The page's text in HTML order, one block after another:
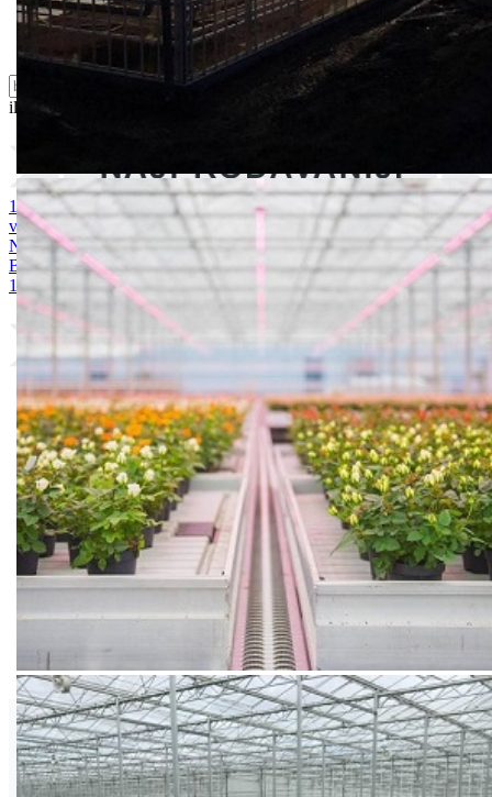
Supstrati
Zaštita ... u 10 litara
ili probajte naprednu:
1. MAGNEZIJUM SULFAT 25kg 2. AMONIUM SULFAT /
vodotopivi 25kg
3. KALIJUM SULFAT 25kg
4. KALCIJUM
NITRAT 25kg
5. ARDENDO 6. BIG BEEF 7. Acoustic 1l
8.
Bely acid 15-10-25 + 2MgO+ Me 25kg 9. BUCHAREST 2500S
10. CINKOSAN
Syngenta